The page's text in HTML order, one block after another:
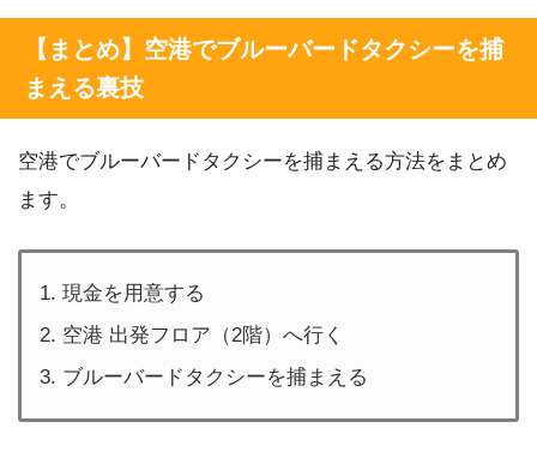
【まとめ】空港でブルーバードタクシーを捕
まえる裏技
空港でブルーバードタクシーを捕まえる方法をまとめ
ます。
現金を用意する
空港 出発フロア（2階）へ行く
ブルーバードタクシーを捕まえる